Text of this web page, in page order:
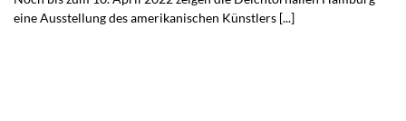
eine Ausstellung des amerikanischen Künstlers [...]